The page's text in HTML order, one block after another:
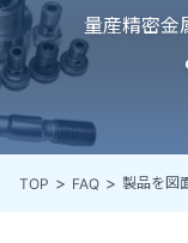
量産精密金
TOP FAQ 製品を図